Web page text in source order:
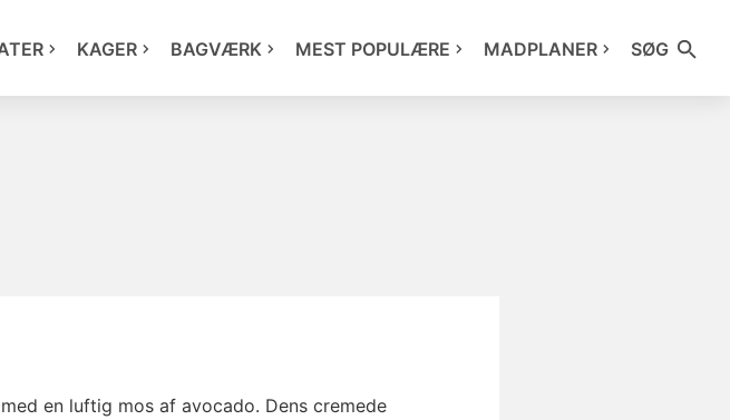
KAGER BAGVÆRK MEST POPULÆRE MADPLANER SØG
en luftig mos af avocado. Dens cremede